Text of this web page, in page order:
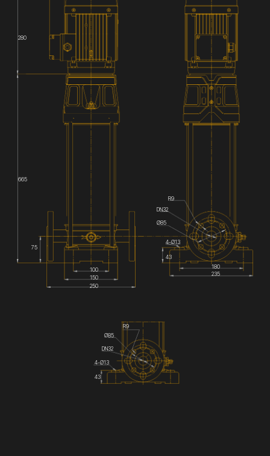
DN32
280
665
75
100
150
250
180
235
43
4-Ø13
Ø85
R9
DN32
R9
Ø85
4-Ø13
43